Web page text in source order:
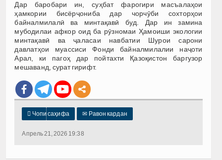
Дар баробари ин, суҳбат фарогири масъалаҳои
ҳамкории бисёрҷониба дар чорчӯби сохторҳои
байналмилалӣ ва минтақавӣ буд. Дар ин замина
мубодилаи афкор оид ба рӯзномаи Ҳамоиши экологии
минтақавӣ ва ҷаласаи навбатии Шурои сарони
давлатҳои муассиси Фонди байналмилалии наҷоти
Арал, ки пагоҳ дар пойтахти Қазоқистон баргузор
мешаванд, сурат гирифт.
 Чопи саҳифа ✉ Равон кардан
Апрель 21, 2026 19:38